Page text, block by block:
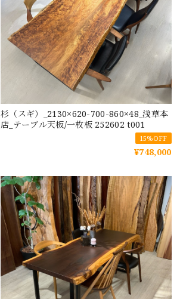
杉（スギ）_2130×620-700-860×48_浅草本
店_テーブル天板/一枚板 252602 t001
15%OFF
¥748,000